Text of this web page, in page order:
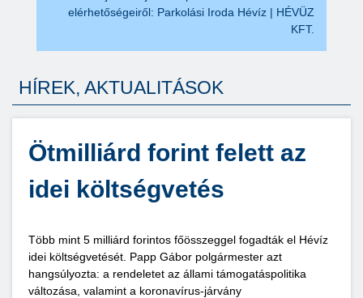
elérhetőségeiről: Parkolási Iroda Hévíz | HÉVÜZ
KFT.
HÍREK, AKTUALITÁSOK
Ötmilliárd forint felett az
idei költségvetés
Több mint 5 milliárd forintos főösszeggel fogadták el Hévíz
idei költségvetését. Papp Gábor polgármester azt
hangsúlyozta: a rendeletet az állami támogatáspolitika
változása, valamint a koronavírus-járvány